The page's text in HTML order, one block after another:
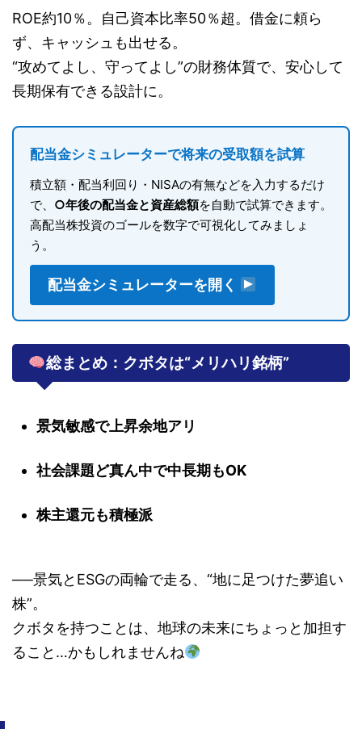
ROE約10％。自己資本比率50％超。借金に頼ら
ず、キャッシュも出せる。
“攻めてよし、守ってよし”の財務体質で、安心して
長期保有できる設計に。
配当金シミュレーターで将来の受取額を試算
積立額・配当利回り・NISAの有無などを入力するだけ
で、 ○年後の配当金と資産総額を自動で試算できます。
高配当株投資のゴールを数字で可視化してみましょ
う。
配当金シミュレーターを開く
総まとめ：クボタは“メリハリ銘柄”
景気敏感で上昇余地アリ
社会課題ど真ん中で中長期もOK
株主還元も積極派
──景気とESGの両輪で走る、“地に足つけた夢追い
株”。
クボタを持つことは、地球の未来にちょっと加担す
ること…かもしれませんね